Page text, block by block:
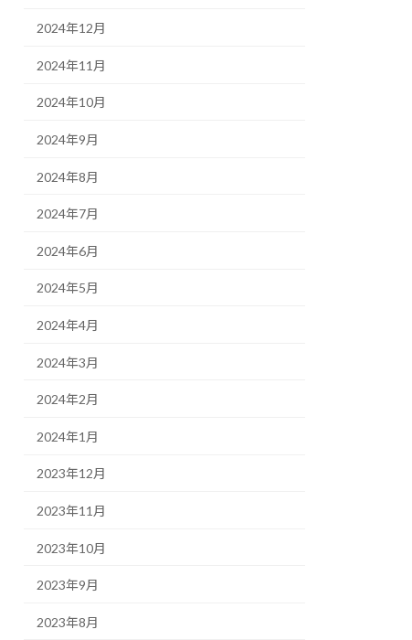
2024年12月
2024年11月
2024年10月
2024年9月
2024年8月
2024年7月
2024年6月
2024年5月
2024年4月
2024年3月
2024年2月
2024年1月
2023年12月
2023年11月
2023年10月
2023年9月
2023年8月